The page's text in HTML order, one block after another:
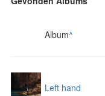
Album^
Left hand